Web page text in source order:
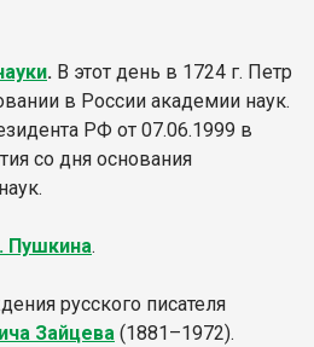
. В этот день в 1724 г. Петр
в России академии наук.
РФ от 07.06.1999 в
со дня основания
Пушкина.
русского писателя
Зайцева (1881–1972).